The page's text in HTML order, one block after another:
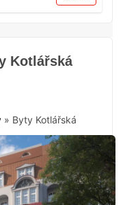
Kotlářská
» Byty Kotlářská